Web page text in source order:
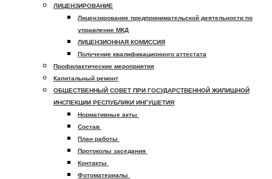
ЛИЦЕНЗИРОВАНИЕ
Лицензирование предпринимательской деятельности по
управление МКД
ЛИЦЕНЗИОННАЯ КОМИССИЯ
Получение квалификационного аттестата
Профилактические мероприятия
Капитальный ремонт
ОБЩЕСТВЕННЫЙ СОВЕТ ПРИ ГОСУДАРСТВЕННОЙ ЖИЛИЩНОЙ
ИНСПЕКЦИИ РЕСПУБЛИКИ ИНГУШЕТИЯ
Нормативные акты
Состав
План работы
Протоколы заседания
Контакты
Фотоматериалы